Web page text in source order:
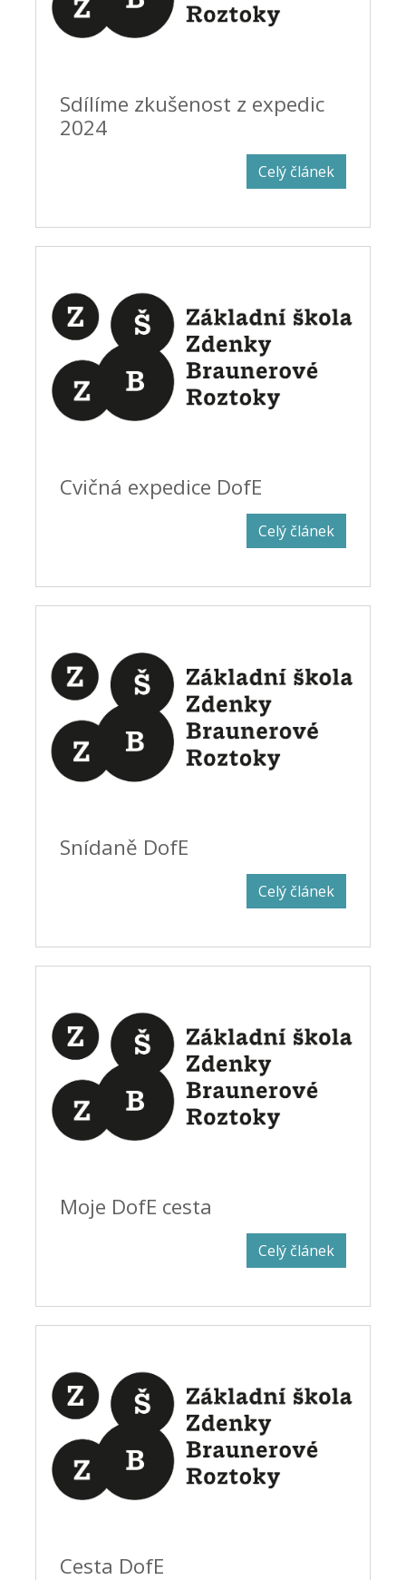
Sdílíme zkušenost z expedic
2024
Celý článek
Cvičná expedice DofE
Celý článek
Snídaně DofE
Celý článek
Moje DofE cesta
Celý článek
Cesta DofE